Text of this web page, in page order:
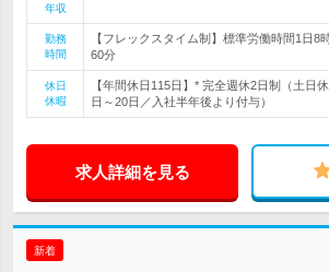
年収
勤務
時間
【フレックスタイム制】標準労働時間1日
60分
休日
休暇
【年間休日115日】* 完全週休2日制（土日
日～20日／入社半年後より付与）
求人詳細を見る
新着